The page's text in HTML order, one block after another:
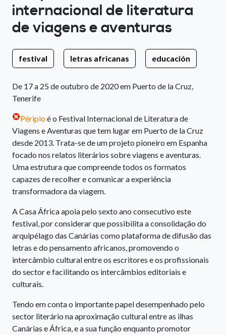
internacional de literatura
de viagens e aventuras
festival letras africanas educación
De 17 a 25 de outubro de 2020 em Puerto de la Cruz,
Tenerife
Périploé o Festival Internacional de Literatura de
Viagens e Aventuras que tem lugar em Puerto de la Cruz
desde 2013. Trata-se de um projeto pioneiro em Espanha
focado nos relatos literários sobre viagens e aventuras.
Uma estrutura que compreende todos os formatos
capazes de recolher e comunicar a experiência
transformadora da viagem.
A Casa África apoia pelo sexto ano consecutivo este
festival, por considerar que possibilita a consolidação do
arquipélago das Canárias como plataforma de difusão das
letras e do pensamento africanos, promovendo o
intercâmbio cultural entre os escritores e os profissionais
do sector e facilitando os intercâmbios editoriais e
culturais.
Tendo em conta o importante papel desempenhado pelo
sector literário na aproximação cultural entre as ilhas
Canárias e África, e a sua função enquanto promotor